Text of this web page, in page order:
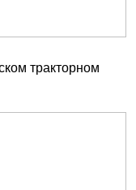
тракторном